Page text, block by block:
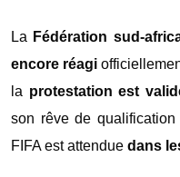
La Fédération sud-
encore réagi
la protestation est
son rêve de qualification
FIFA est attendue dans